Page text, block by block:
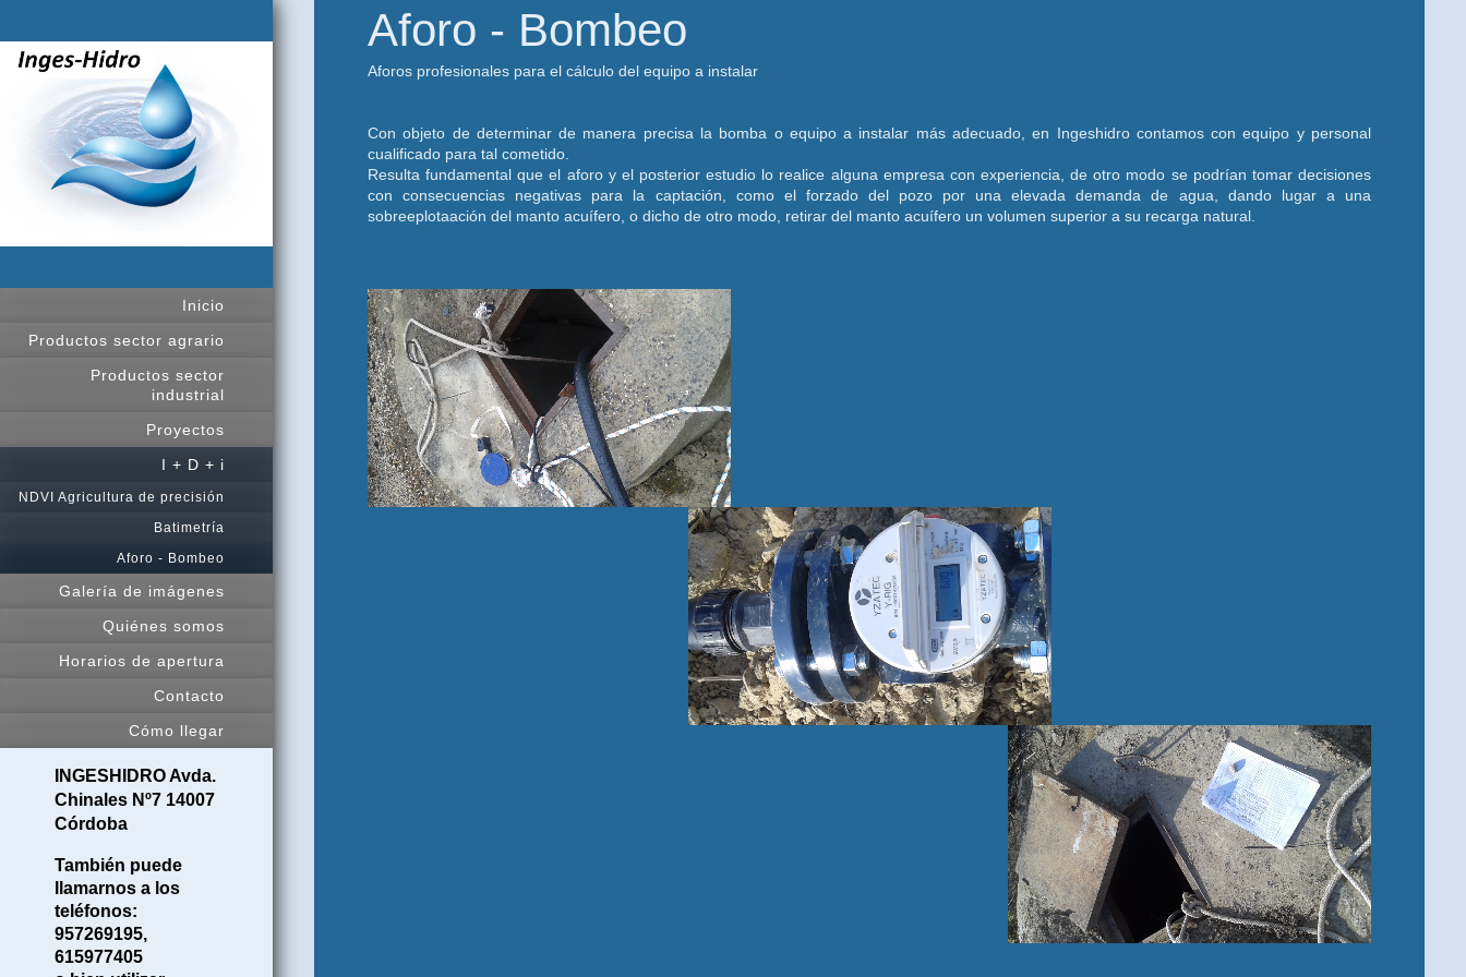
Inicio
Productos sector agrario
Productos sector
industrial
Proyectos
I + D + i
NDVI Agricultura de precisión
Batimetría
Aforo - Bombeo
Galería de imágenes
Quiénes somos
Horarios de apertura
Contacto
Cómo llegar
INGESHIDROAvda.
Chinales Nº7 14007
Córdoba
También puede
llamarnos a los
teléfonos:
957269195,
615977405
Aforo - Bombeo
Aforos profesionales para el cálculo del equipo a instalar
Con objeto de determinar de manera precisa la bomba o equipo a instalar más adecuado, en Ingeshidro contamos con equipo y personal
cualificado para tal cometido.
Resulta fundamental que el aforo y el posterior estudio lo realice alguna empresa con experiencia, de otro modo se podrían tomar decisiones
con consecuencias negativas para la captación, como el forzado del pozo por una elevada demanda de agua, dando lugar a una
sobreeplotaación del manto acuífero, o dicho de otro modo, retirar del manto acuífero un volumen superior a su recarga natural.